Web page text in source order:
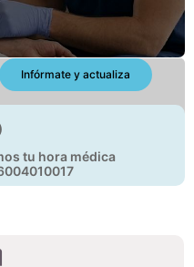
de laboratorio a
Infórmate y actualiza
tu hora médica